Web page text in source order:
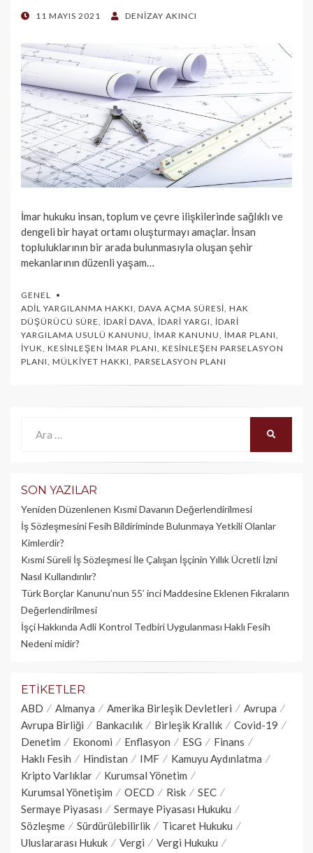
POSTED
11 MAYIS 2021 DENIZAY AKINCI
İmar hukuku insan, toplum ve çevre ilişkilerinde sağlıklı ve
dengeli bir hayat ortamı oluşturmayı amaçlar. İnsan
topluluklarının bir arada bulunmasıyla oluşan şehir
mekanlarının düzenli yaşam…
GENEL
ADIL YARGILANMA HAKKI DAVA AÇMA SÜRESI HAK
DÜŞÜRÜCÜ SÜRE
İDARI DAVA İDARI YARGI
İDARI
YARGILAMA USULÜ KANUNU
İMAR KANUNU İMAR PLANI
İYUK KESINLEŞEN İMAR PLANI KESINLEŞEN PARSELASYON
PLANI MÜLKIYET HAKKI PARSELASYON PLANI
SON YAZILAR
Yeniden Düzenlenen Kısmi Davanın Değerlendirilmesi
İş Sözleşmesini Fesih Bildiriminde Bulunmaya Yetkili Olanlar
Kimlerdir?
Kısmi Süreli İş Sözleşmesi İle Çalışan İşçinin Yıllık Üc­retli İzni
Nasıl Kullandırılır?
Türk Borçlar Kanunu’nun 55’ inci Maddesine Eklenen Fıkraların
Değerlendirilmesi
İşçi Hakkında Adli Kontrol Tedbiri Uygulanması Haklı Fesih
Nedeni midir?
ETIKETLER
ABD Almanya Amerika Birleşik Devletleri
Avrupa
Avrupa Birliği
Bankacılık Birleşik Krallık
Covid-19
Denetim
Ekonomi Enflasyon ESG
Finans
Haklı Fesih
Hindistan IMF
Kamuyu Aydınlatma
Kripto Varlıklar
Kurumsal Yönetim
Kurumsal Yönetişim
OECD Risk
SEC
Sermaye Piyasası
Sermaye Piyasası Hukuku
Sözleşme
Sürdürülebilirlik
Ticaret Hukuku
Uluslararası Hukuk
Vergi
Vergi Hukuku